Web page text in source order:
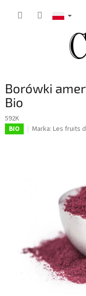
Borówki
Bio
592K
BIO Marka: Les fruits